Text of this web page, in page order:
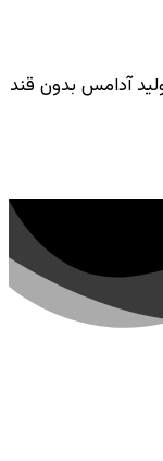
آدامس بدون قند